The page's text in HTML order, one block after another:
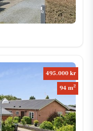
495.000 kr
94 m2